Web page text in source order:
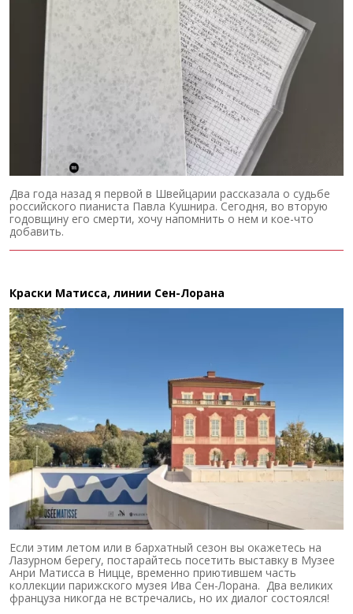
Два года назад я первой в Швейцарии рассказала о судьбе
российского пианиста Павла Кушнира. Сегодня, во вторую
годовщину его смерти, хочу напомнить о нем и кое-что
добавить.
Краски Матисса, линии Сен-Лорана
Если этим летом или в бархатный сезон вы окажетесь на
Лазурном берегу, постарайтесь посетить выставку в Музее
Анри Матисса в Ницце, временно приютившем часть
коллекции парижского музея Ива Сен-Лорана. Два великих
француза никогда не встречались, но их диалог состоялся!